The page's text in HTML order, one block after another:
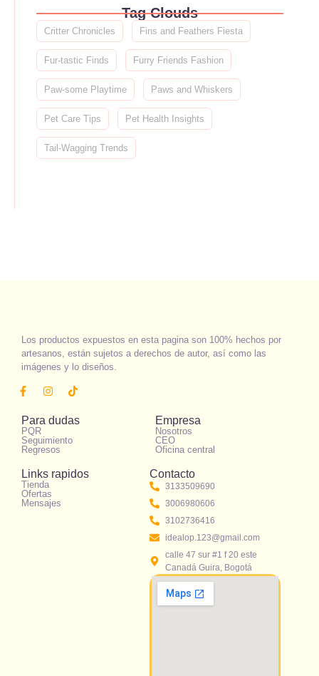
Tag Clouds
Critter Chronicles Fins and Feathers Fiesta
Fur-tastic Finds Furry Friends Fashion
Paw-some Playtime Paws and Whiskers
Pet Care Tips Pet Health Insights
Tail-Wagging Trends
Los productos expuestos en esta pagina son 100% hechos por
artesanos, están sujetos a derechos de autor, así como las
imágenes y lo diseños.
Para dudas
PQR
Seguimiento
Regresos
Empresa
Nosotros
CEO
Oficina central
Links rapidos
Tienda
Ofertas
Mensajes
Contacto
3133509690
3006980606
3102736416
idealop.123@gmail.com
calle 47 sur #1 f 20 este
Canadá Guira, Bogotá